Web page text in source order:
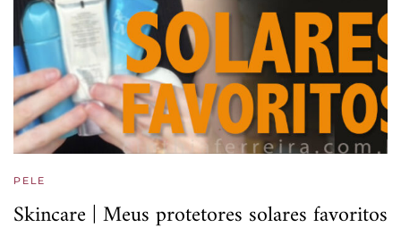
PELE
Skincare | Meus protetores solares favoritos